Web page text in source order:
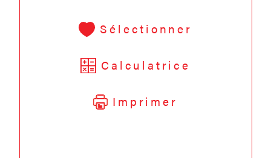
Sélectionner
Calculatrice
Imprimer